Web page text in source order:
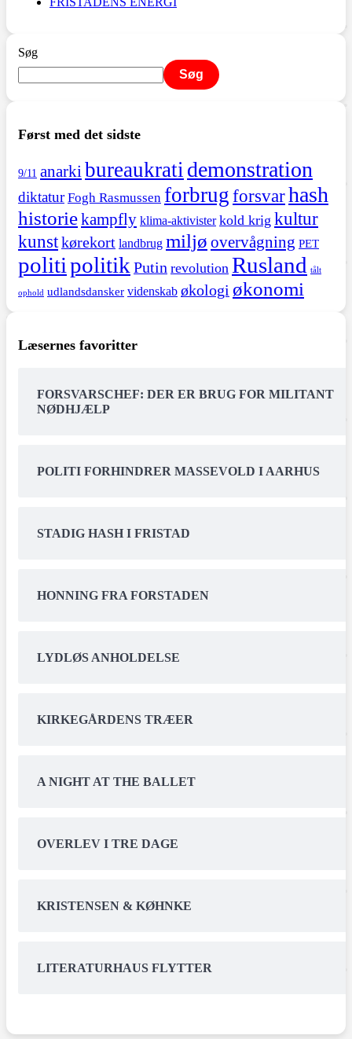
Søg
Søg
Først med det sidste
9/11 anarki bureaukrati demonstration
diktatur Fogh Rasmussen forbrugforsvarhash
historiekampfly klima-aktivister kold krig kultur
kunstkørekort landbrug miljø overvågning PET
politipolitik Putin revolution Rusland tålt
ophold udlandsdansker videnskab økologi økonomi
Læsernes favoritter
FORSVARSCHEF: DER ER BRUG FOR MILITANT
NØDHJÆLP
POLITI FORHINDRER MASSEVOLD I AARHUS
STADIG HASH I FRISTAD
HONNING FRA FORSTADEN
LYDLØS ANHOLDELSE
KIRKEGÅRDENS TRÆER
A NIGHT AT THE BALLET
OVERLEV I TRE DAGE
KRISTENSEN & KØHNKE
LITERATURHAUS FLYTTER